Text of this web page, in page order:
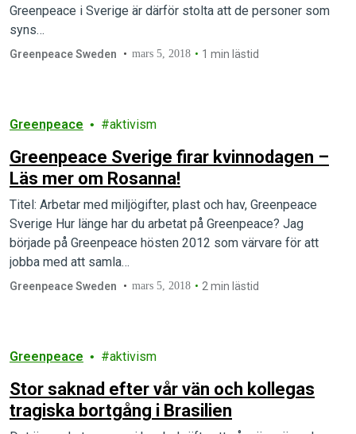
Greenpeace i Sverige är därför stolta att de personer som
syns…
Greenpeace Sweden mars 5, 2018 1 min lästid
Greenpeace aktivism
Greenpeace Sverige firar kvinnodagen –
Läs mer om Rosanna!
Titel: Arbetar med miljögifter, plast och hav, Greenpeace
Sverige Hur länge har du arbetat på Greenpeace? Jag
började på Greenpeace hösten 2012 som värvare för att
jobba med att samla…
Greenpeace Sweden mars 5, 2018 2 min lästid
Greenpeace aktivism
Stor saknad efter vår vän och kollegas
tragiska bortgång i Brasilien